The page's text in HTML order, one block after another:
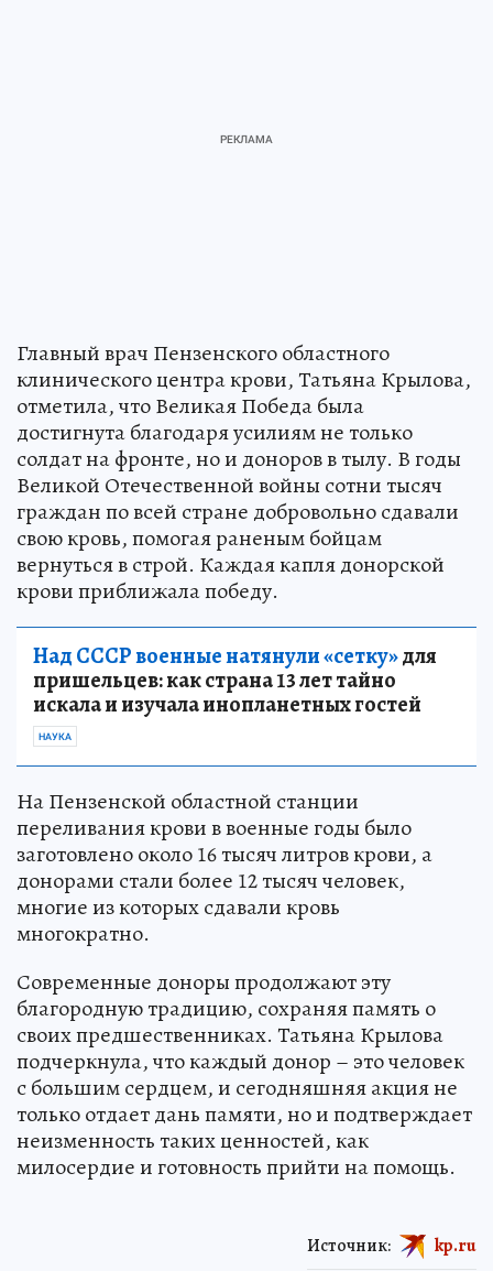
Главный врач Пензенского областного
клинического центра крови, Татьяна Крылова,
отметила, что Великая Победа была
достигнута благодаря усилиям не только
солдат на фронте, но и доноров в тылу. В годы
Великой Отечественной войны сотни тысяч
граждан по всей стране добровольно сдавали
свою кровь, помогая раненым бойцам
вернуться в строй. Каждая капля донорской
крови приближала победу.
Над СССР военные натянули «сетку»для
пришельцев: как страна 13 лет тайно
искала и изучала инопланетных гостей
НАУКА
На Пензенской областной станции
переливания крови в военные годы было
заготовлено около 16 тысяч литров крови, а
донорами стали более 12 тысяч человек,
многие из которых сдавали кровь
многократно.
Современные доноры продолжают эту
благородную традицию, сохраняя память о
своих предшественниках. Татьяна Крылова
подчеркнула, что каждый донор – это человек
с большим сердцем, и сегодняшняя акция не
только отдает дань памяти, но и подтверждает
неизменность таких ценностей, как
милосердие и готовность прийти на помощь.
Источник: kp.ru